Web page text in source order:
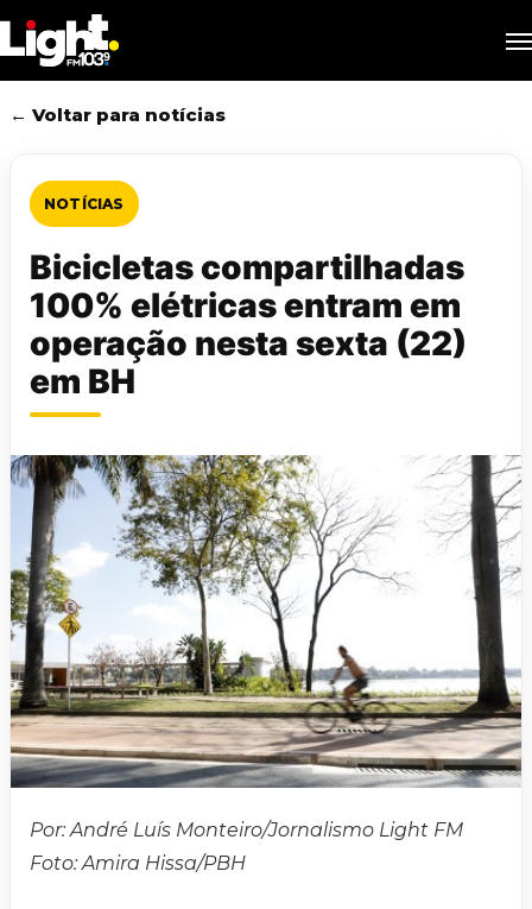
to
main
content
← Voltar para notícias
NOTÍCIAS
Bicicletas compartilhadas
100% elétricas entram em
operação nesta sexta (22)
em BH
Por: André Luís Monteiro/Jornalismo Light FM
Foto: Amira Hissa/PBH